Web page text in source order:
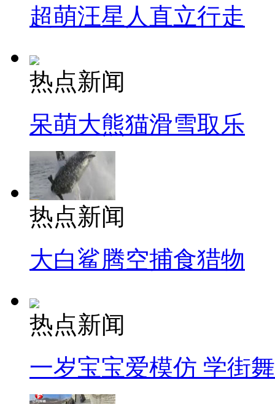
超萌汪星人直立行走
热点新闻
呆萌大熊猫滑雪取乐
热点新闻
大白鲨腾空捕食猎物
热点新闻
一岁宝宝爱模仿 学街